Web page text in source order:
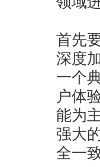
首先
深度
一个
户体
能为
强大
全一